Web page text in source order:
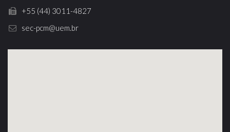
+55 (44) 3011-4827
sec-pcm@uem.br